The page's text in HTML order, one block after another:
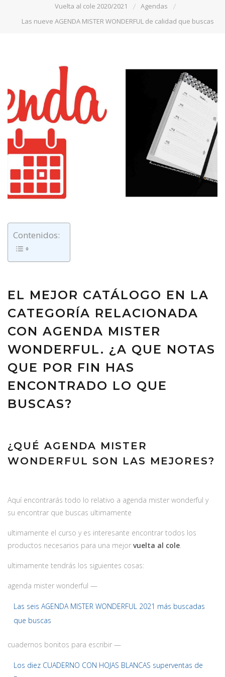
Vuelta al cole 2020/2021
Agendas
Las nueve AGENDA MISTER WONDERFUL de calidad que buscas
Contenidos:
EL MEJOR CATÁLOGO EN LA
CATEGORÍA RELACIONADA
CON AGENDA MISTER
WONDERFUL. ¿A QUE NOTAS
QUE POR FIN HAS
ENCONTRADO LO QUE
BUSCAS?
¿QUÉ AGENDA MISTER
WONDERFUL SON LAS MEJORES?
Aquí encontrarás todo lo relativo a agenda mister wonderful y
su encontrar que buscas ultimamente
ultimamente el curso y es interesante encontrar todos los
productos necesarios para una mejor vuelta al cole.
ultimamente tendrás los siguientes cosas:
agenda mister wonderful —
Las seis AGENDA MISTER WONDERFUL 2021 más buscadas
que buscas
cuadernos bonitos para escribir —
Los diez CUADERNO CON HOJAS BLANCAS superventas de